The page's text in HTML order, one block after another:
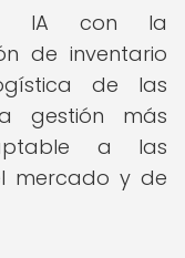
IA con la
de inventario
de las
gestión más
a las
mercado y de